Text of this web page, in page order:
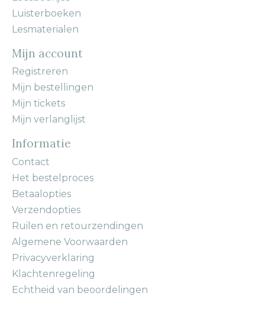
Luisterboeken
Lesmaterialen
Mijn account
Registreren
Mijn bestellingen
Mijn tickets
Mijn verlanglijst
Informatie
Contact
Het bestelproces
Betaalopties
Verzendopties
Ruilen en retourzendingen
Algemene Voorwaarden
Privacyverklaring
Klachtenregeling
Echtheid van beoordelingen